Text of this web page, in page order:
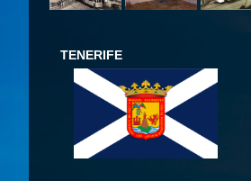
TENERIFE